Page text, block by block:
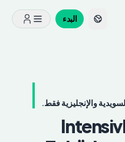
البدء
والإنجليزية فقط.